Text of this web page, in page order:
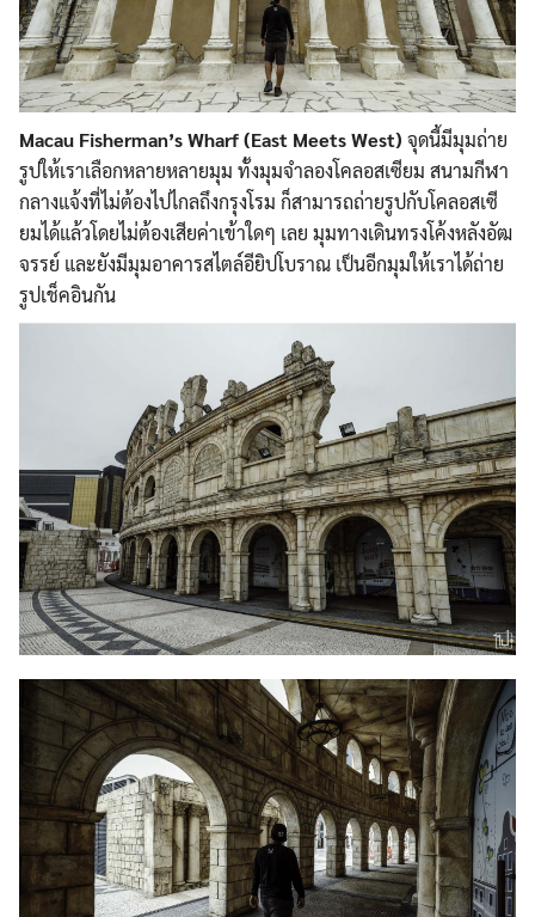
Macau Fisherman’s Wharf (East Meets West) จุดนี้มีมุมถ่าย
รูปให้เราเลือกหลายหลายมุม ทั้งมุมจำลองโคลอสเซียม สนามกีฬา
กลางแจ้งที่ไม่ต้องไปไกลถึงกรุงโรม ก็สามารถถ่ายรูปกับโคลอสเซี
ยมได้แล้วโดยไม่ต้องเสียค่าเข้าใดๆ เลย มุมทางเดินทรงโค้งหลังอัฒ
จรรย์ และยังมีมุมอาคารสไตล์อียิปโบราณ เป็นอีกมุมให้เราได้ถ่าย
รูปเช็คอินกัน